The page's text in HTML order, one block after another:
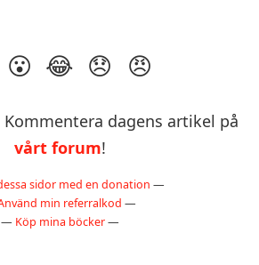
Kommentera dagens artikel på
vårt forum!
sidor med en donation —
min referralkod —
— Köp mina böcker—